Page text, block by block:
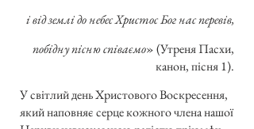
і від землі до небес Христос Бог нас перевів,
побідну пісню співаємо» (Утреня Пасхи,
канон, пісня 1).
У світлий день Христового Воскресення,
який наповняє серце кожного члена нашої